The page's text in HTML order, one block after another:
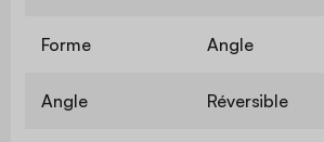
Forme Angle
Angle Réversible